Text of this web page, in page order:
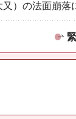
）の法面崩落